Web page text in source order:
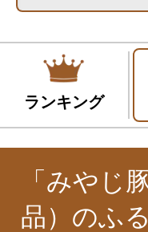
ランキング
「みやじ
品）のふ